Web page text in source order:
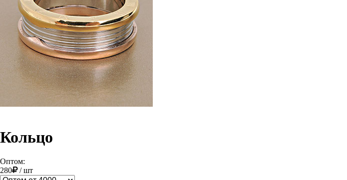
Кольцо
Оптом:
280
/шт